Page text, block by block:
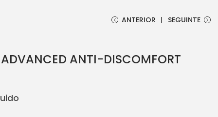
ANTERIOR SEGUINTE
ANTI-DISCOMFORT